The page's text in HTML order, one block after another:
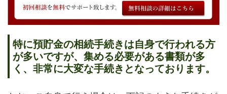
特に預貯金の相続手続きは自身で行われる方
が多いですが、集める必要がある書類が多
く、非常に大変な手続きとなっております。